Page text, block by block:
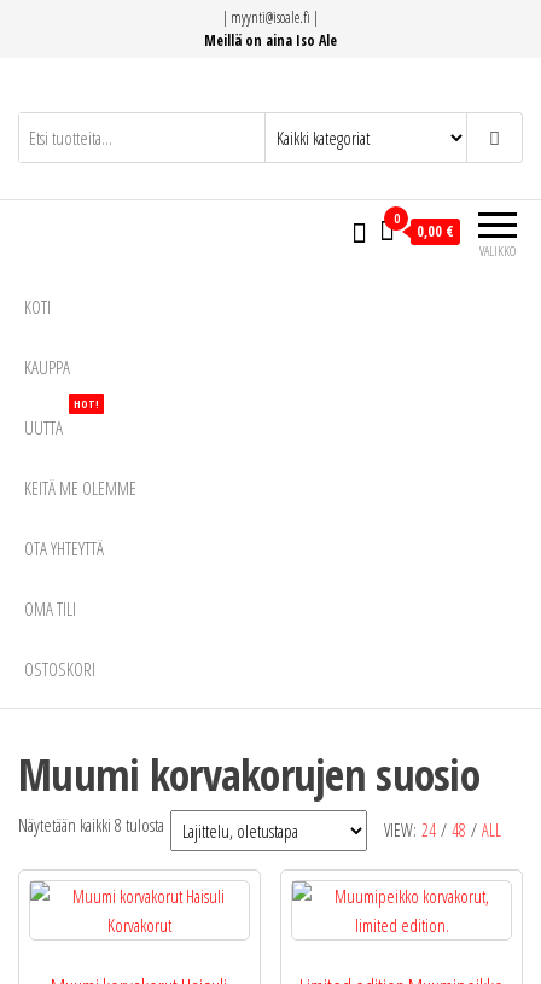
| myynti@isoale.fi |
Meillä on aina Iso Ale
VALIKKO
0
0,00 €
KOTI
KAUPPA
UUTTA
HOT!
KEITÄ ME OLEMME
OTA YHTEYTTÄ
OMA TILI
OSTOSKORI
Muumi korvakorujen suosio
VIEW: 24 / 48 / ALL
Näytetään kaikki 8 tulosta